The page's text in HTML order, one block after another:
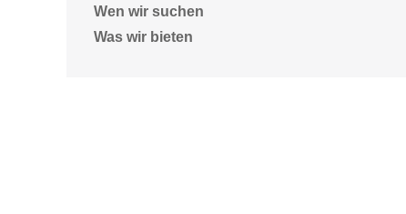
Wen wir suchen
Was wir bieten